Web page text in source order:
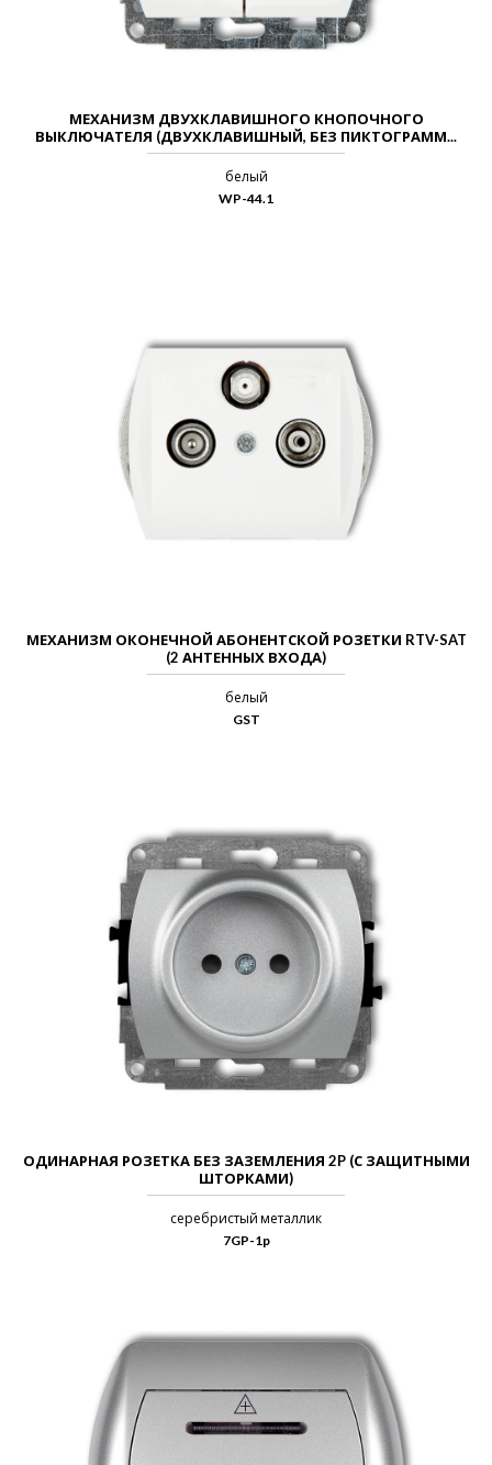
МЕХАНИЗМ ДВУХКЛАВИШНОГО КНОПОЧНОГО
ВЫКЛЮЧАТЕЛЯ (ДВУХКЛАВИШНЫЙ, БЕЗ ПИКТОГРАММ...
белый
WP-44.1
МЕХАНИЗМ ОКОНЕЧНОЙ АБОНЕНТСКОЙ РОЗЕТКИ RTV-SAT
(2 АНТЕННЫХ ВХОДА)
белый
GST
ОДИНАРНАЯ РОЗЕТКА БЕЗ ЗАЗЕМЛЕНИЯ 2P (С ЗАЩИТНЫМИ
ШТОРКАМИ)
серебристый металлик
7GP-1p